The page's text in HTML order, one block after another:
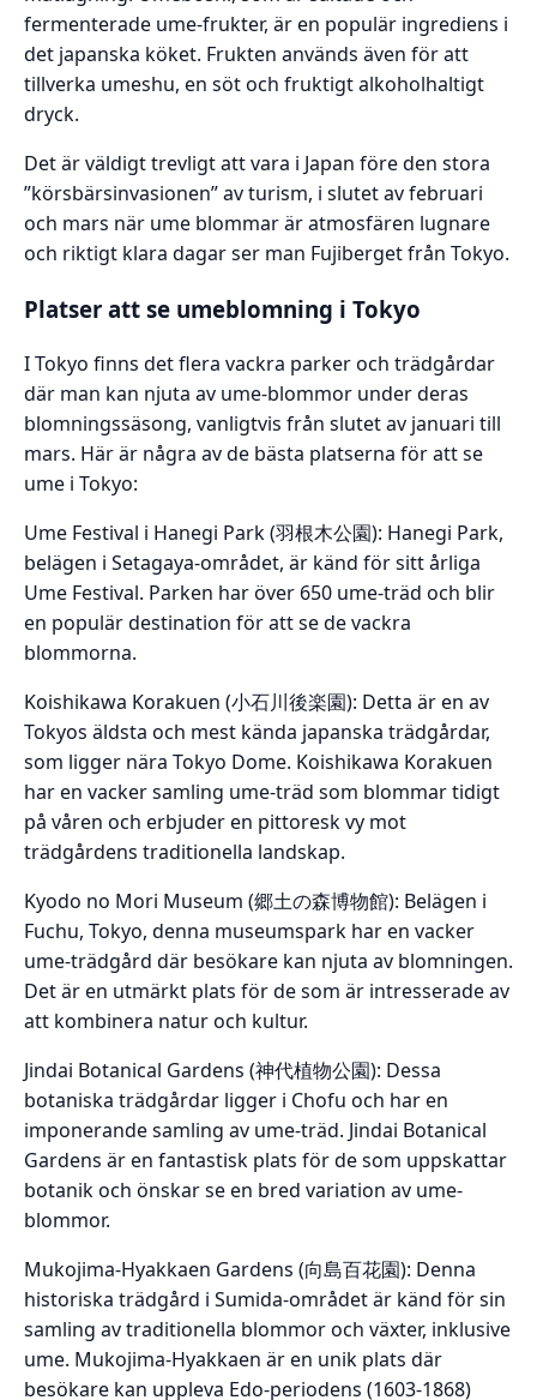
fermenterade ume-frukter, är en populär ingrediens i
det japanska köket. Frukten används även för att
tillverka umeshu, en söt och fruktigt alkoholhaltigt
dryck.
Det är väldigt trevligt att vara i Japan före den stora
”körsbärsinvasionen” av turism, i slutet av februari
och mars när ume blommar är atmosfären lugnare
och riktigt klara dagar ser man Fujiberget från Tokyo.
Platser att se umeblomning i Tokyo
I Tokyo finns det flera vackra parker och trädgårdar
där man kan njuta av ume-blommor under deras
blomningssäsong, vanligtvis från slutet av januari till
mars. Här är några av de bästa platserna för att se
ume i Tokyo:
Ume Festival i Hanegi Park (羽根木公園): Hanegi Park,
belägen i Setagaya-området, är känd för sitt årliga
Ume Festival. Parken har över 650 ume-träd och blir
en populär destination för att se de vackra
blommorna.
Koishikawa Korakuen (小石川後楽園): Detta är en av
Tokyos äldsta och mest kända japanska trädgårdar,
som ligger nära Tokyo Dome. Koishikawa Korakuen
har en vacker samling ume-träd som blommar tidigt
på våren och erbjuder en pittoresk vy mot
trädgårdens traditionella landskap.
Kyodo no Mori Museum (郷土の森博物館): Belägen i
Fuchu, Tokyo, denna museumspark har en vacker
ume-trädgård där besökare kan njuta av blomningen.
Det är en utmärkt plats för de som är intresserade av
att kombinera natur och kultur.
Jindai Botanical Gardens (神代植物公園): Dessa
botaniska trädgårdar ligger i Chofu och har en
imponerande samling av ume-träd. Jindai Botanical
Gardens är en fantastisk plats för de som uppskattar
botanik och önskar se en bred variation av ume-
blommor.
Mukojima-Hyakkaen Gardens (向島百花園): Denna
historiska trädgård i Sumida-området är känd för sin
samling av traditionella blommor och växter, inklusive
ume. Mukojima-Hyakkaen är en unik plats där
besökare kan uppleva Edo-periodens (1603-1868)